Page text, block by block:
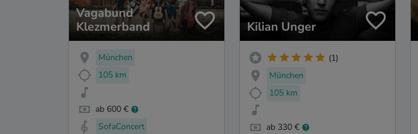
Vagabund
Klezmerband
München
105 km
ab 600 €
SofaConcert
Kilian Unger
(1)
München
105 km
ab 330 €